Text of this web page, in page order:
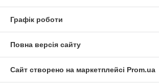
Графік роботи
Повна версія сайту
Сайт створено на маркетплейсі Prom.ua